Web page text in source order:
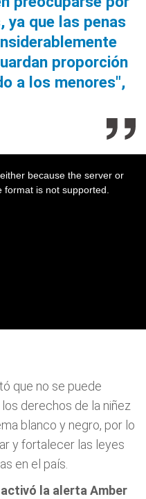
ya que las penas
proporción
a los menores",
que no se puede
derechos de la niñez
blanco y negro, por lo
y fortalecer las leyes
en el país.
activó la alerta Amber